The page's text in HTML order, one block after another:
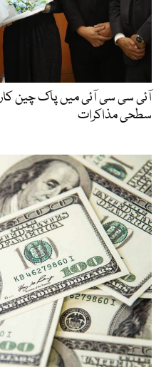
آئی سی سی آئی میں پاک چین
سطحی مذاکرات